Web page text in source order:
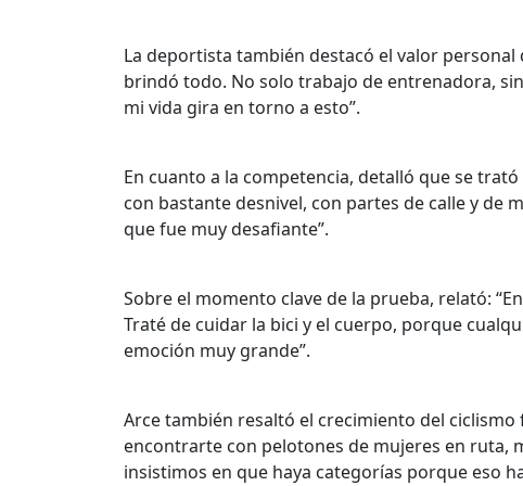
La deportista también destacó el valor personal
brindó todo. No solo trabajo de entrenadora,
mi vida gira en torno a esto”.
En cuanto a la competencia, detalló que se
con bastante desnivel, con partes de calle y de
que fue muy desafiante”.
Sobre el momento clave de la prueba, relató:
Traté de cuidar la bici y el cuerpo, porque
emoción muy grande”.
Arce también resaltó el crecimiento del
encontrarte con pelotones de mujeres en ruta,
insistimos en que haya categorías porque eso